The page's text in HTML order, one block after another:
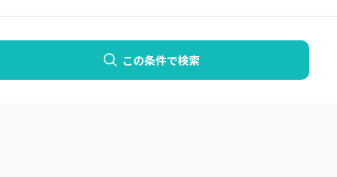
この条件で検索